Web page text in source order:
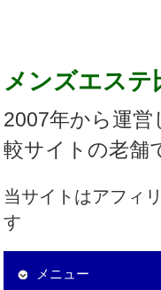
メンズエステ
2007年から運
較サイトの老舗
当サイトはアフィ
す
メニュー